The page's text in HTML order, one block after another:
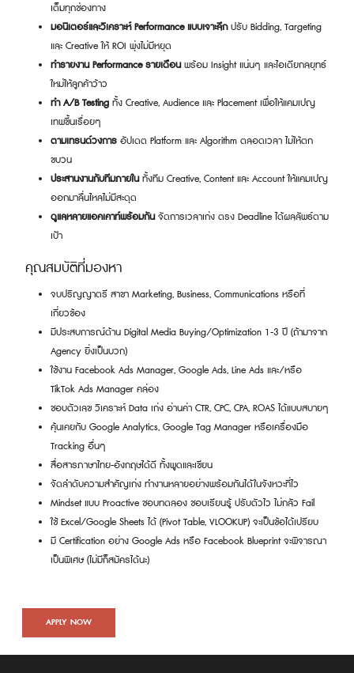
เต็มทุกช่องทาง
มอนิเตอร์และวิเคราะห์ Performance แบบเจาะลึกปรับ Bidding, Targeting
และ Creative ให้ ROI พุ่งไม่มีหยุด
ทำรายงาน Performance รายเดือนพร้อม Insight แน่นๆ และไอเดียกลยุทธ์
ใหม่ให้ลูกค้าว้าว
ทำ A/B Testing ทั้ง Creative, Audience และ Placement เพื่อให้แคมเปญ
เทพขึ้นเรื่อยๆ
ตามเทรนด์วงการ อัปเดต Platform และ Algorithm ตลอดเวลา ไม่ให้ตก
ขบวน
ประสานงานกับทีมภายในทั้งทีม Creative, Content และ Account ให้แคมเปญ
ออกมาลื่นไหลไม่มีสะดุด
ดูแลหลายแอคเคาท์พร้อมกันจัดการเวลาเก่ง ตรง Deadline ได้ผลลัพธ์ตาม
เป้า
คุณสมบัติที่มองหา
จบปริญญาตรี สาขา Marketing, Business, Communications หรือที่
เกี่ยวข้อง
มีประสบการณ์ด้าน Digital Media Buying/Optimization 1-3 ปี (ถ้ามาจาก
Agency ยิ่งเป็นบวก)
ใช้งาน Facebook Ads Manager, Google Ads, Line Ads และ/หรือ
TikTok Ads Manager คล่อง
ชอบตัวเลข วิเคราะห์ Data เก่ง อ่านค่า CTR, CPC, CPA, ROAS ได้แบบสบายๆ
คุ้นเคยกับ Google Analytics, Google Tag Manager หรือเครื่องมือ
Tracking อื่นๆ
สื่อสารภาษาไทย-อังกฤษได้ดี ทั้งพูดและเขียน
จัดลำดับความสำคัญเก่ง ทำงานหลายอย่างพร้อมกันได้ในจังหวะที่ไว
Mindset แบบ Proactive ชอบทดลอง ชอบเรียนรู้ ปรับตัวไว ไม่กลัว Fail
ใช้ Excel/Google Sheets ได้ (Pivot Table, VLOOKUP) จะเป็นข้อได้เปรียบ
มี Certification อย่าง Google Ads หรือ Facebook Blueprint จะพิจารณา
เป็นพิเศษ (ไม่มีก็สมัครได้นะ)
APPLY NOW